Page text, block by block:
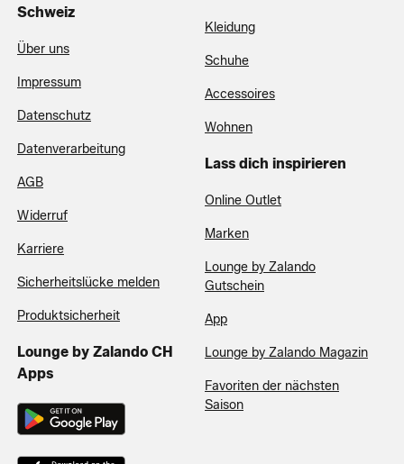
Schweiz
Über uns
Impressum
Datenschutz
Datenverarbeitung
AGB
Widerruf
Karriere
Sicherheitslücke melden
Produktsicherheit
Lounge by Zalando CH
Apps
Kleidung
Schuhe
Accessoires
Wohnen
Lass dich inspirieren
Online Outlet
Marken
Lounge by Zalando
Gutschein
App
Lounge by Zalando Magazin
Favoriten der nächsten
Saison